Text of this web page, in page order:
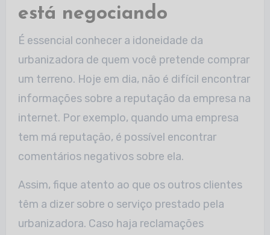
está negociando
É essencial conhecer a idoneidade da
urbanizadora de quem você pretende comprar
um terreno. Hoje em dia, não é difícil encontrar
informações sobre a reputação da empresa na
internet. Por exemplo, quando uma empresa
tem má reputação, é possível encontrar
comentários negativos sobre ela.
Assim, fique atento ao que os outros clientes
têm a dizer sobre o serviço prestado pela
urbanizadora. Caso haja reclamações